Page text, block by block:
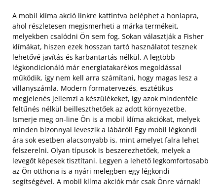
A mobil klíma akció linkre kattintva beléphet a honlapra,
ahol részletesen megismerheti a márka termékeit,
melyekben csalódni Ön sem fog. Sokan választják a Fisher
klímákat, hiszen ezek hosszan tartó használatot tesznek
lehetővé javítás és karbantartás nélkül. A legtöbb
légkondicionáló már energiatakarékos megoldással
működik, így nem kell arra számítani, hogy magas lesz a
villanyszámla. Modern formatervezés, esztétikus
megjelenés jellemzi a készülékeket, így azok mindenféle
feltűnés nélkül beilleszthetőek az adott környezetbe.
Ismerje meg on-line Ön is a mobil klíma akciókat, melyek
minden bizonnyal leveszik a lábáról! Egy mobil légkondi
ára sok esetben alacsonyabb is, mint amelyet falra lehet
felszerelni. Olyan típusok is beszerezhetőek, melyek a
levegőt képesek tisztítani. Legyen a lehető legkomfortosabb
az Ön otthona is a nyári melegben egy légkondi
segítségével. A mobil klíma akciók már csak Önre várnak!